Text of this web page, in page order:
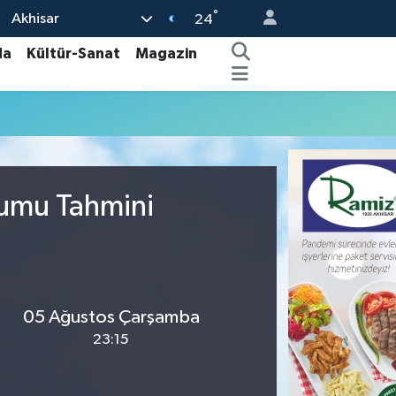
Akhisar 24°
Kültür-Sanat
Magazin
Tahmini
05 Ağustos Çarşamba
23:15